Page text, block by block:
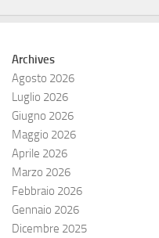
Archives
Agosto 2026
Luglio 2026
Giugno 2026
Maggio 2026
Aprile 2026
Marzo 2026
Febbraio 2026
Gennaio 2026
Dicembre 2025